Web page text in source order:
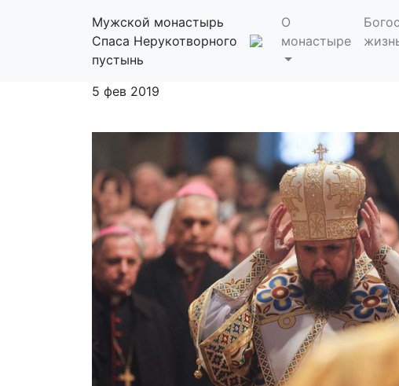
Мужской монастырь
Спаса Нерукотворного
пустынь
О
монастыре
ЧТО СЛУЧИЛОСЬ
5 фев 2019